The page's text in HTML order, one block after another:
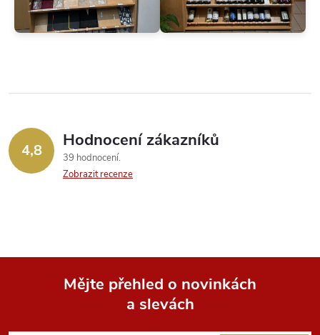
4,8 Hodnocení zákazníků
39 hodnocení
Zobrazit recenze
Mějte přehled o novinkách
a slevách